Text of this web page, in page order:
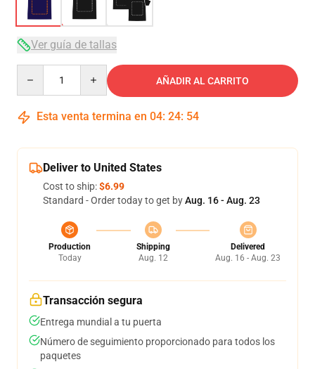
Ver guía de tallas
AÑADIR AL CARRITO
Esta venta termina en 04: 24: 54
Deliver to United States
Cost to ship:$6.99
Standard - Order today to get byAug. 16 - Aug. 23
Production
Today
Shipping
Aug. 12
Delivered
Aug. 16 - Aug. 23
Transacción segura
Entrega mundial a tu puerta
Número de seguimiento proporcionado para todos los
paquetes